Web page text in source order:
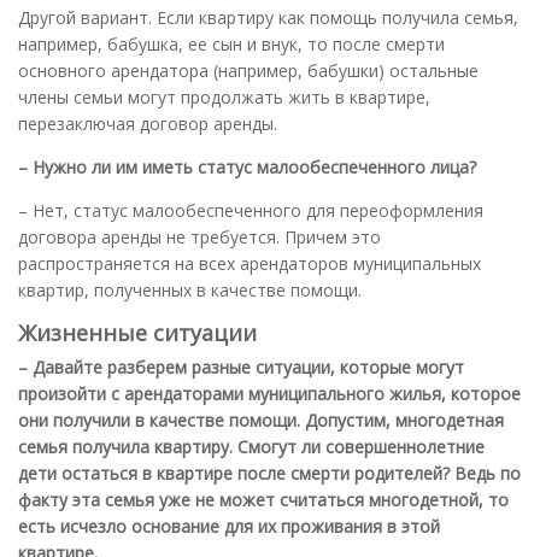
Другой вариант. Если квартиру как помощь получила семья,
например, бабушка, ее сын и внук, то после смерти
основного арендатора (например, бабушки) остальные
члены семьи могут продолжать жить в квартире,
перезаключая договор аренды.
– Нужно ли им иметь статус малообеспеченного лица?
– Нет, статус малообеспеченного для переоформления
договора аренды не требуется. Причем это
распространяется на всех арендаторов муниципальных
квартир, полученных в качестве помощи.
Жизненные ситуации
– Давайте разберем разные ситуации, которые могут
произойти с арендаторами муниципального жилья, которое
они получили в качестве помощи. Допустим, многодетная
семья получила квартиру. Смогут ли совершеннолетние
дети остаться в квартире после смерти родителей? Ведь по
факту эта семья уже не может считаться многодетной, то
есть исчезло основание для их проживания в этой
квартире.